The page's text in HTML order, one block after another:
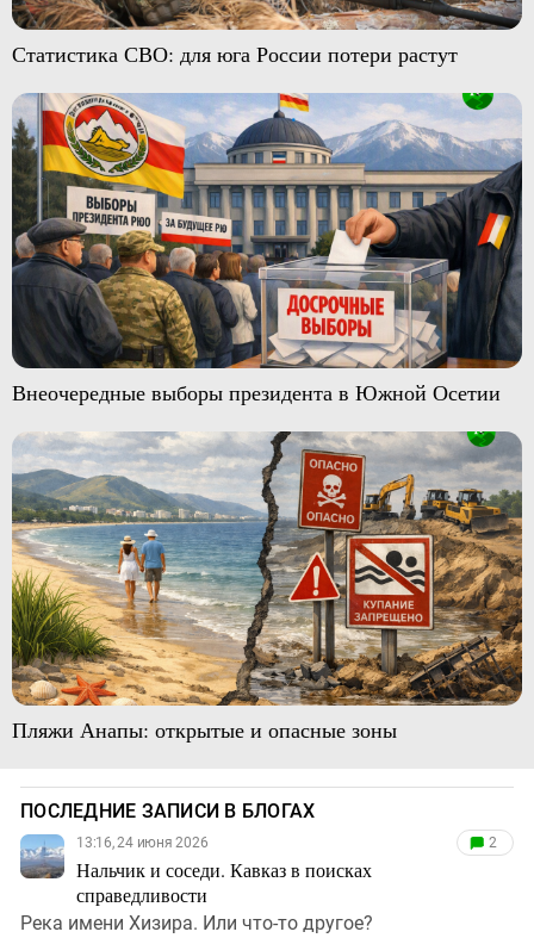
Статистика СВО: для юга России потери растут
Внеочередные выборы президента в Южной Осетии
Пляжи Анапы: открытые и опасные зоны
ПОСЛЕДНИЕ ЗАПИСИ В БЛОГАХ
13:16, 24 июня 2026
Нальчик и соседи. Кавказ в поисках
справедливости
2
Река имени Хизира. Или что-то другое?